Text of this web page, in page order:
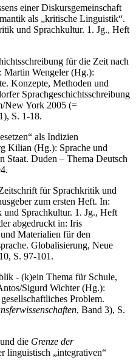
einer Diskursgemeinschaft
als „kritische Linguistik“.
und Sprachkultur. 1. Jg., Heft
für die Zeit nach
Martin Wengeler (Hg.):
Konzepte, Metho­den und
Sprachgeschichtsschreibung
New York 2005 (=
S. 1-18.
als Indizien
Kilian (Hg.): Sprache und
Staat. Duden – Thema Deutsch
für Sprachkritik und
zum ersten Heft. In:
Sprachkultur. 1. Jg., Heft
abgedruckt in: Iris
Materialien für den
Globalisierung, Neue
S. 97-101.
- (k)ein Thema für Schule,
Sigurd Wichter (Hg.):
Problem.
, Band 3), S.
und die Grenze der
lin­guistisch „integrativen“